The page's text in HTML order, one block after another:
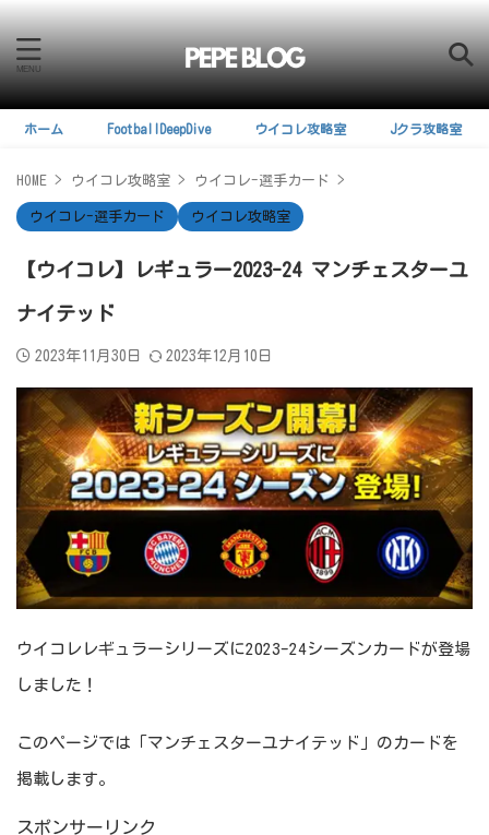
ホーム FootballDeepDive ウイコレ攻略室 Jクラ攻略室
HOME > ウイコレ攻略室 > ウイコレ-選手カード >
ウイコレ-選手カード ウイコレ攻略室
【ウイコレ】レギュラー2023-24 マンチェスターユ
ナイテッド
2023年11月30日 2023年12月10日
ウイコレレギュラーシリーズに2023-24シーズンカードが登場
しました！
このページでは「マンチェスターユナイテッド」のカードを
掲載します。
スポンサーリンク